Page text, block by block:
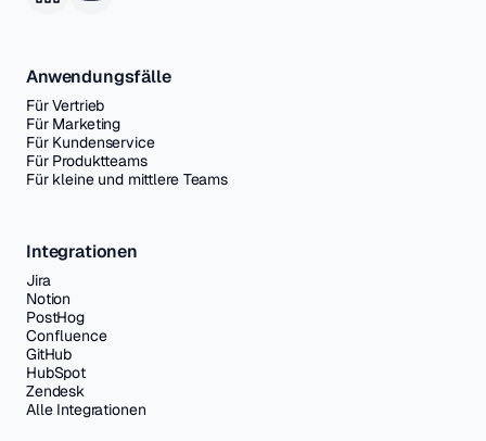
Anwendungsfälle
Für Vertrieb
Für Marketing
Für Kundenservice
Für Produktteams
Für kleine und mittlere Teams
Integrationen
Jira
Notion
PostHog
Confluence
GitHub
HubSpot
Zendesk
Alle Integrationen